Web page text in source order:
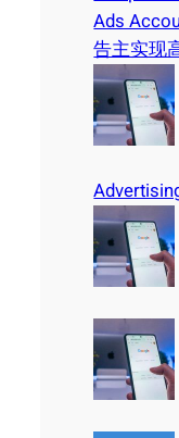
Ads
告主实现